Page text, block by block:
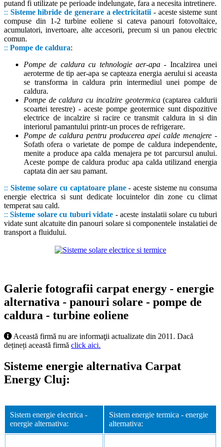
putand fi utilizate pe perioade indelungate, fara a necesita intretinere.
:: Sisteme hibride de generare a electricitatii - aceste sisteme sunt
compuse din 1-2 turbine eoliene si cateva panouri fotovoltaice,
acumulatori, invertoare, alte accesorii, precum si un panou electric
comun.
:: Pompe de caldura:
Pompe de caldura cu tehnologie aer-apa- Incalzirea unei
aeroterme de tip aer-apa se capteaza energia aerului si aceasta
se transforma in caldura prin intermediul unei pompe de
caldura.
Pompe de caldura cu incalzire geotermica(captarea caldurii
scoartei terestre) - aceste pompe geotermice sunt dispozitive
electrice de incalzire si racire ce transmit caldura in si din
interiorul pamantului printr-un proces de refrigerare.
Pompe de caldura pentru producerea apei calde menajere -
Sofath ofera o varietate de pompe de caldura independente,
menite a produce apa calda menajera pe tot parcursul anului.
Aceste pompe de caldura produc apa calda utilizand energia
captata din aer sau pamant.
:: Sisteme solare cu captatoare plane - aceste sisteme nu consuma
energie electrica si sunt dedicate locuintelor din zone cu climat
temperat sau cald.
::Sisteme solare cu tuburi vidate - aceste instalatii solare cu tuburi
vidate sunt alcatuite din panouri solare si componentele instalatiei de
transport a fluidului.
Galerie fotografii carpat energy - energie
alternativa - panouri solare - pompe de
caldura - turbine eoliene
Această firmă nu are informaţii actualizate din 2011. Dacă
dețineți această firmă click aici.
Sisteme energie alternativa Carpat
Energy Cluj:
Sistem energie electrica -
energie alternativa:
Sistem energie termica - energie
alternativa: